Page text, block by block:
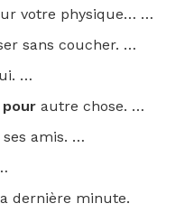
votre physique… …
sans coucher. …
…
pourautre chose. …
ses amis. …
dernière minute.